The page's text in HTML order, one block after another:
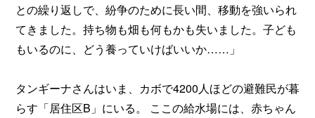
との繰り返しで、紛争のために長い間、移動を強いられ
てきました。持ち物も畑も何もかも失いました。子ども
もいるのに、どう養っていけばいいか……」
タンギーナさんはいま、カボで4200人ほどの避難民が暮
らす「居住区B」にいる。 ここの給水場には、赤ちゃん